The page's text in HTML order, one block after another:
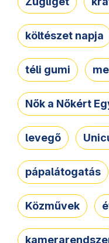
költészet napja
téli gumi
Nők a Nőkért
levegő
pápalátogatás
Közművek